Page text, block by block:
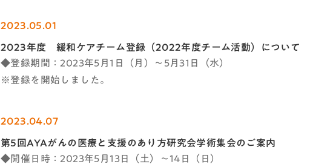
2023.05.01
2023年度 緩和ケアチーム登録（2022年度チーム活動）について​
◆登録期間：2023年5月1日（月）～5月31日（水）
※登録を開始しました。
2023.04.07
第5回AYAがんの医療と支援のあり方研究会学術集会のご案内
◆開催日時：2023年5月13日（土）～14日（日）